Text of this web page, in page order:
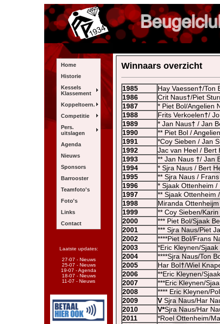
Home
Historie
Kessels
Klassement
Koppeltoern.
Competitie
Pers.
uitslagen
Agenda
Nieuws
Sponsors
Barrooster
Teamfoto's
Foto's
Links
Contact
Laatste updates:
27-07 - Nieuws
25-07 - Nieuws
19-07 - Agenda
18-07 - Nieuws
11-07 - Nieuws
Winnaars overzicht
1985 Hay Vaessen†/Ton
1986
Crit Naus†/Piet
1987
* Piet Bol/Angelien
1988
Frits Verkoelen†/
1989
* Jan Naus† / Jan
1990
** Piet Bol /
1991
*Coy Sieben / Jan
1992
Jac van Heel / Bert
1993
** Jan Naus †/ Jan
1994
* Sjra Naus / Bert
1995
** Sjra Naus /
1996
* Sjaak Ottenheim /
1997
** Sjaak Ottenheim
1998
Miranda
1999
** Coy Sieben/
2000
*** Piet Bol/Sjaak
2001
*** Sjra Naus/Piet
2002
****Piet Bol/Frans
2003
*Eric Kleynen/Sjaak
2004
****Sjra Naus/Ton
2005
Har Bol†/Wiel
2006
**Eric Kleynen/
2007
***Eric Kleynen/
2008
**** Eric Kleynen/
2009
V Sjra Naus/Har
2010
V*Sjra Naus/Har
2011
*Roel Ottenheim/